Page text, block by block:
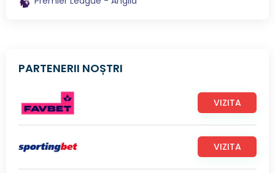
PARTENERII NOȘTRI
VIZITA
VIZITA